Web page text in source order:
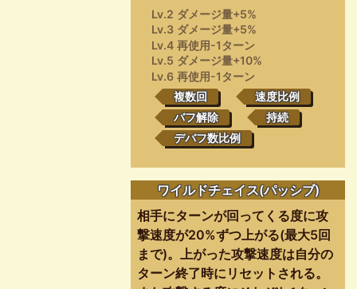
Lv.2 ダメージ量+5%
Lv.3 ダメージ量+5%
Lv.4 再使用-1ターン
Lv.5 ダメージ量+10%
Lv.6 再使用-1ターン
複数回
速度比例
バフ解除
持続
デバフ数比例
ワイルドチェイス(パッシブ)
相手にターンが回ってくる度に攻
撃速度が20%ずつ上がる(最大5回
まで)。上がった攻撃速度は自分の
ターン終了時にリセットされる。